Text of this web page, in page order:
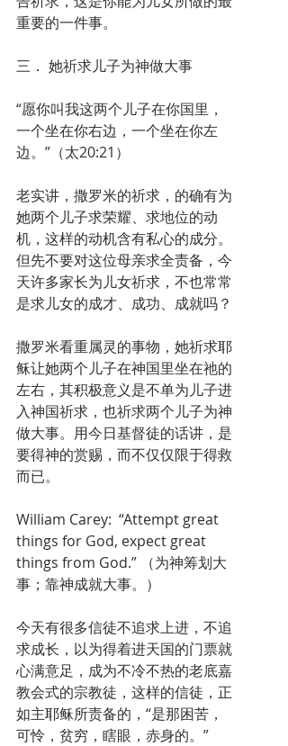
重要的一件事。
三． 她祈求儿子为神做大事
“愿你叫我这两个儿子在你国里，
一个坐在你右边，一个坐在你左
边。”（太20:21）
老实讲，撒罗米的祈求，的确有为
她两个儿子求荣耀、求地位的动
机，这样的动机含有私心的成分。
但先不要对这位母亲求全责备，今
天许多家长为儿女祈求，不也常常
是求儿女的成才、成功、成就吗？
撒罗米看重属灵的事物，她祈求耶
稣让她两个儿子在神国里坐在祂的
左右，其积极意义是不单为儿子进
入神国祈求，也祈求两个儿子为神
做大事。用今日基督徒的话讲，是
要得神的赏赐，而不仅仅限于得救
而已。
William Carey:  “Attempt great
things for God, expect great
things from God.” （为神筹划大
事；靠神成就大事。）
今天有很多信徒不追求上进，不追
求成长，以为得着进天国的门票就
心满意足，成为不冷不热的老底嘉
教会式的宗教徒，这样的信徒，正
如主耶稣所责备的，“是那困苦，
可怜，贫穷，瞎眼，赤身的。”